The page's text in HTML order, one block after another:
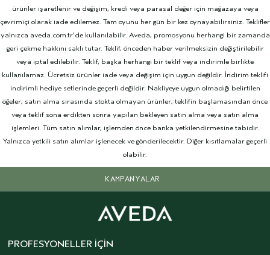
ürünler işaretlenir ve değişim, kredi veya parasal değer için mağazaya veya
çevrimiçi olarak iade edilemez. Tam oyunu her gün bir kez oynayabilirsiniz. Teklifler
yalnızca aveda.com.tr'de kullanılabilir. Aveda, promosyonu herhangi bir zamanda
geri çekme hakkını saklı tutar. Teklif, önceden haber verilmeksizin değiştirilebilir
veya iptal edilebilir. Teklif, başka herhangi bir teklif veya indirimle birlikte
kullanılamaz. Ücretsiz ürünler iade veya değişim için uygun değildir. İndirim teklifi
indirimli hediye setlerinde geçerli değildir. Nakliyeye uygun olmadığı belirtilen
öğeler; satın alma sırasında stokta olmayan ürünler; teklifin başlamasından önce
veya teklif sona erdikten sonra yapılan bekleyen satın alma veya satın alma
işlemleri. Tüm satın alımlar, işlemden önce banka yetkilendirmesine tabidir.
Yalnızca yetkili satın alımlar işlenecek ve gönderilecektir. Diğer kısıtlamalar geçerli
olabilir.
KAMPANYALAR
PROFESYONELLER İÇIN